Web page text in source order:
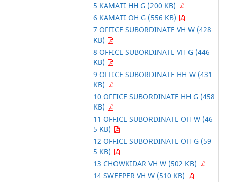
5 KAMATI HH G (200 KB)
6 KAMATI OH G (556 KB)
7 OFFICE SUBORDINATE VH W (428
KB)
8 OFFICE SUBORDINATE VH G (446
KB)
9 OFFICE SUBORDINATE HH W (431
KB)
10 OFFICE SUBORDINATE HH G (458
KB)
11 OFFICE SUBORDINATE OH W (46
5 KB)
12 OFFICE SUBORDINATE OH G (59
5 KB)
13 CHOWKIDAR VH W (502 KB)
14 SWEEPER VH W (510 KB)